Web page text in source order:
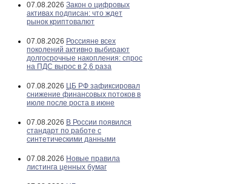
07.08.2026 Закон о цифровых
активах подписан: что ждет
рынок криптовалют
07.08.2026 Россияне всех
поколений активно выбирают
долгосрочные накопления: спрос
на ПДС вырос в 2,6 раза
07.08.2026 ЦБ РФ зафиксировал
снижение финансовых потоков в
июле после роста в июне
07.08.2026 В России появился
стандарт по работе с
синтетическими данными
07.08.2026 Новые правила
листинга ценных бумаг